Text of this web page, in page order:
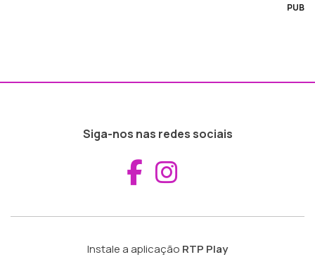
PUB
Siga-nos nas redes sociais
Aceder ao
Instale a aplicação RTP Play